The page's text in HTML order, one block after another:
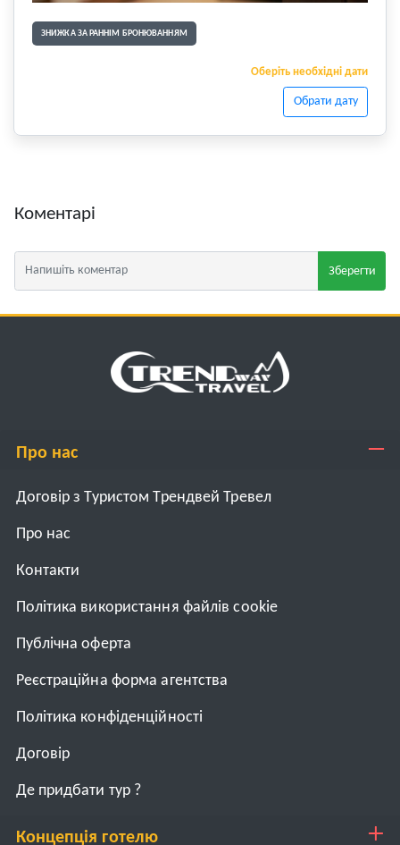
ЗНИЖКА ЗА РАННІМ БРОНЮВАННЯМ
Оберіть необхідні дати
Обрати дату
Коментарі
Зберегти
Про нас
Договір з Туристом Трендвей Тревел
Про нас
Контакти
Політика використання файлів cookie
Публічна оферта
Реєстраційна форма агентства
Політика конфіденційності
Договiр
Де придбати тур ?
Концепція готелю